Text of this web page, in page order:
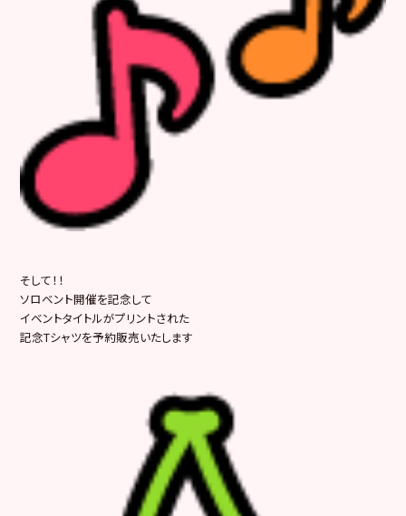
そして！！
ソロベント開催を記念して
イベントタイトルがプリントされた
記念Tシャツを予約販売いたします